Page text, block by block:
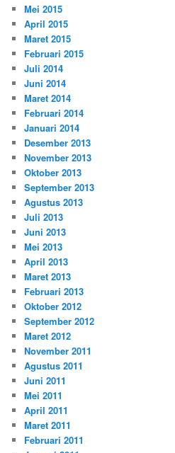
Mei 2015
April 2015
Maret 2015
Februari 2015
Juli 2014
Juni 2014
Maret 2014
Februari 2014
Januari 2014
Desember 2013
November 2013
Oktober 2013
September 2013
Agustus 2013
Juli 2013
Juni 2013
Mei 2013
April 2013
Maret 2013
Februari 2013
Oktober 2012
September 2012
Maret 2012
November 2011
Agustus 2011
Juni 2011
Mei 2011
April 2011
Maret 2011
Februari 2011